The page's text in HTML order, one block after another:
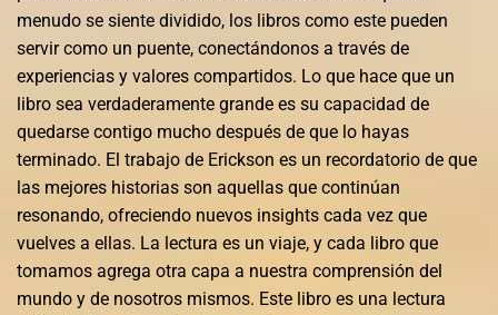
menudo se siente dividido, los libros como este pueden
servir como un puente, conectándonos a través de
experiencias y valores compartidos. Lo que hace que un
libro sea verdaderamente grande es su capacidad de
quedarse contigo mucho después de que lo hayas
terminado. El trabajo de Erickson es un recordatorio de que
las mejores historias son aquellas que continúan
resonando, ofreciendo nuevos insights cada vez que
vuelves a ellas. La lectura es un viaje, y cada libro que
tomamos agrega otra capa a nuestra comprensión del
mundo y de nosotros mismos. Este libro es una lectura